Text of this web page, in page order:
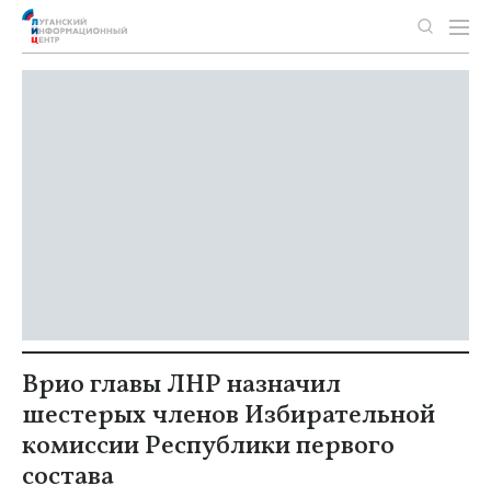
Врио главы ЛНР назначил
шестерых членов Избирательной
комиссии Республики первого
состава